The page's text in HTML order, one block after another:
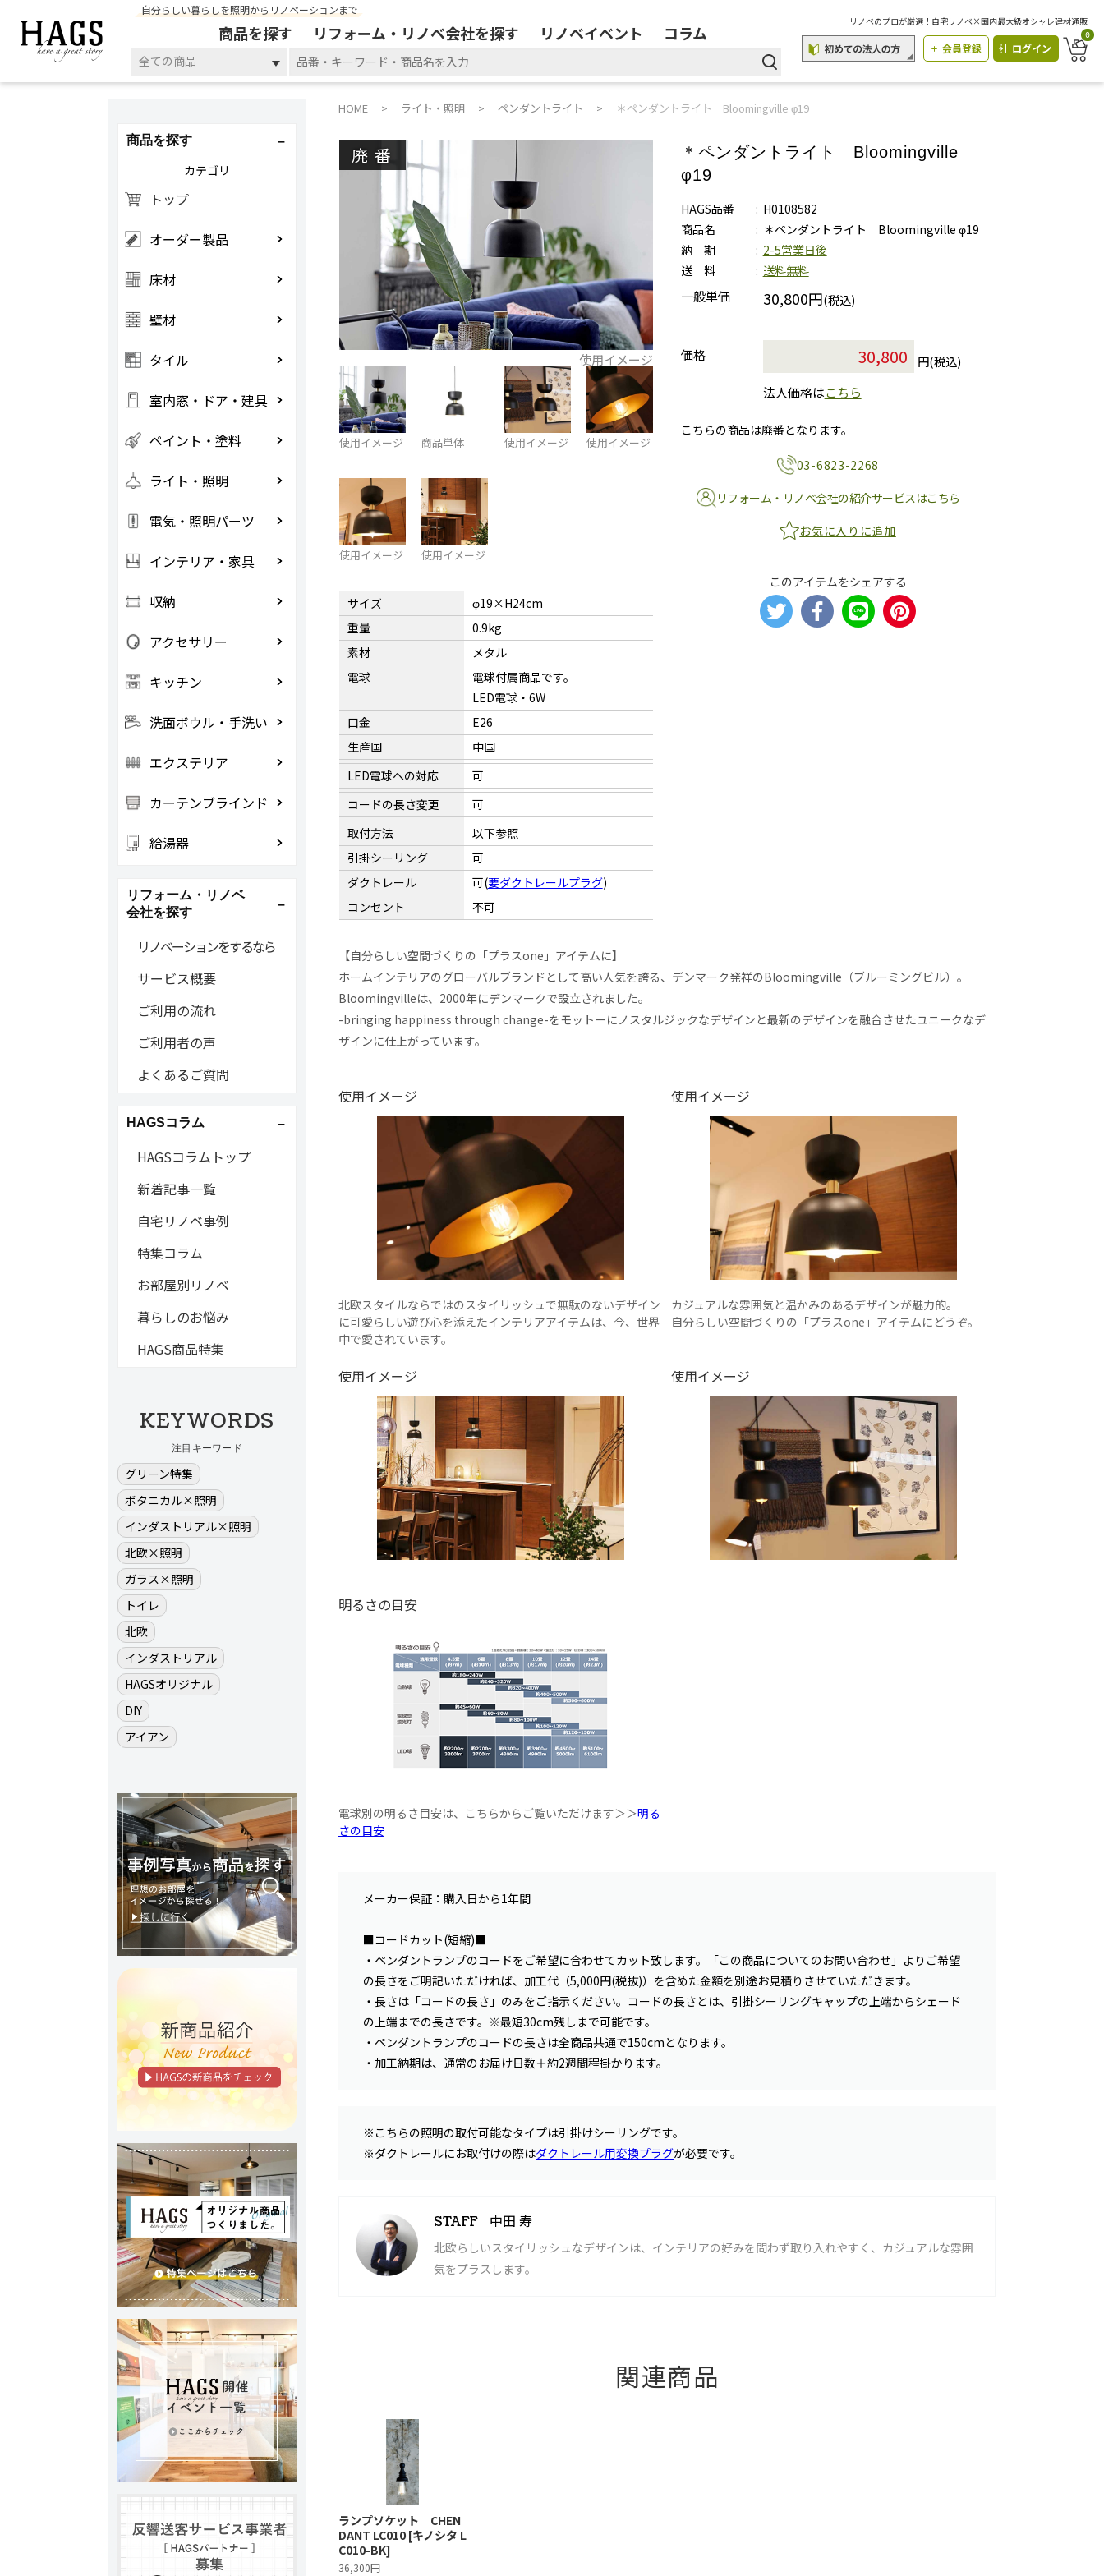
自分らしい暮らしを照明からリノベーションまで
商品を探す リフォーム・リノベ会社を探す リノベイベント コラム
全ての商品
リノベのプロが厳選！自宅リノベ×国内最大級オシャレ建材通販
会員登録 ログイン
0
HOME ライト・照明 ペンダントライト ＊ペンダントライト Bloomingville φ19
廃番
使用イメージ
使用イメージ 商品単体 使用イメージ 使用イメージ
使用イメージ 使用イメージ
サイズ
φ19×H24cm
重量
0.9kg
素材
メタル
電球
電球付属商品です。
LED電球・6W
口金
E26
生産国
中国
LED電球への対応
可
コードの長さ変更
可
取付方法
以下参照
引掛シーリング
可
ダクトレール
可(要ダクトレールプラグ)
コンセント
不可
＊ペンダントライト Bloomingville
φ19
HAGS品番
H0108582
商品名
＊ペンダントライト Bloomingville φ19
納 期
2-5営業日後
送 料
送料無料
一般単価 30,800円(税込)
価格
円(税込)
法人価格はこちら
こちらの商品は廃番となります。
03-6823-2268
リフォーム・リノベ会社の紹介サービスはこちら
お気に入りに追加
このアイテムをシェアする
【自分らしい空間づくりの「プラスone」アイテムに】
ホームインテリアのグローバルブランドとして高い人気を誇る、デンマーク発祥のBloomingville（ブルーミングビル）。
Bloomingvilleは、2000年にデンマークで設立されました。
-bringing happiness through change-をモットーにノスタルジックなデザインと最新のデザインを融合させたユニークなデ
ザインに仕上がっています。
使用イメージ
北欧スタイルならではのスタイリッシュで無駄のないデザイン
に可愛らしい遊び心を添えたインテリアアイテムは、今、世界
中で愛されています。
使用イメージ
カジュアルな雰囲気と温かみのあるデザインが魅力的。
自分らしい空間づくりの「プラスone」アイテムにどうぞ。
使用イメージ 使用イメージ
明るさの目安
電球別の明るさ目安は、こちらからご覧いただけます＞＞明る
さの目安
メーカー保証：購入日から1年間
■コードカット(短縮)■
・ペンダントランプのコードをご希望に合わせてカット致します。「この商品についてのお問い合わせ」よりご希望
の長さをご明記いただければ、加工代（5,000円(税抜)）を含めた金額を別途お見積りさせていただきます。
・長さは「コードの長さ」のみをご指示ください。コードの長さとは、引掛シーリングキャップの上端からシェード
の上端までの長さです。※最短30cm残しまで可能です。
・ペンダントランプのコードの長さは全商品共通で150cmとなります。
・加工納期は、通常のお届け日数＋約2週間程掛かります。
※こちらの照明の取付可能なタイプは引掛けシーリングです。
※ダクトレールにお取付けの際はダクトレール用変換プラグが必要です。
STAFF 中田 寿
北欧らしいスタイリッシュなデザインは、インテリアの好みを問わず取り入れやすく、カジュアルな雰囲
気をプラスします。
関連商品
ランプソケット CHEN
DANT LC010 [キノシタ L
C010-BK]
36,300円
商品を探す
カテゴリ
トップ
オーダー製品
床材
壁材
タイル
室内窓・ドア・建具
ペイント・塗料
ライト・照明
電気・照明パーツ
インテリア・家具
収納
アクセサリー
キッチン
洗面ボウル・手洗い
エクステリア
カーテンブラインド
給湯器
リフォーム・リノベ
会社を探す
リノベーションをするなら
サービス概要
ご利用の流れ
ご利用者の声
よくあるご質問
HAGSコラム
HAGSコラムトップ
新着記事一覧
自宅リノベ事例
特集コラム
お部屋別リノベ
暮らしのお悩み
HAGS商品特集
KEYWORDS
注目キーワード
グリーン特集
ボタニカル×照明
インダストリアル×照明
北欧×照明
ガラス×照明
トイレ
北欧
インダストリアル
HAGSオリジナル
DIY
アイアン